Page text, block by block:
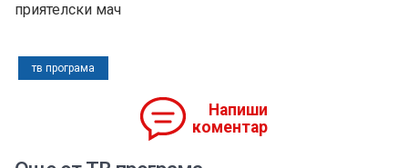
приятелски мач
тв програма
Напиши
коментар